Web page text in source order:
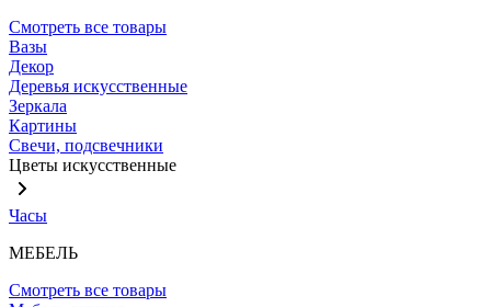
Смотреть все товары
Вазы
Декор
Деревья искусственные
Зеркала
Картины
Свечи, подсвечники
Цветы искусственные
Часы
МЕБЕЛЬ
Смотреть все товары